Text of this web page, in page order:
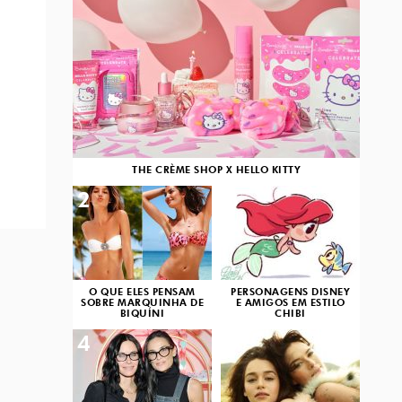
THE CRÈME SHOP X HELLO KITTY
O QUE ELES PENSAM
SOBRE MARQUINHA DE
BIQUÍNI
2
PERSONAGENS DISNEY
E AMIGOS EM ESTILO
CHIBI
3
4